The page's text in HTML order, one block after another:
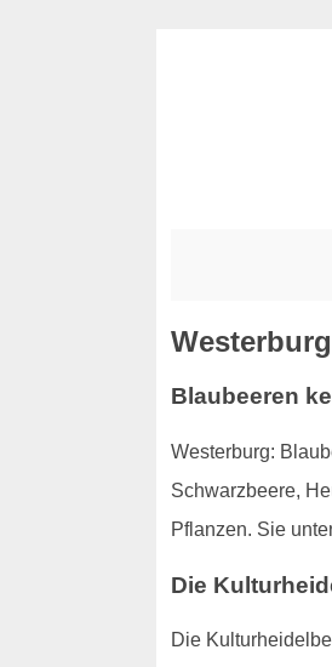
Blaubeeren
Westerburg:
Schwarzbeere,
Pflanzen. Sie
Die
Die